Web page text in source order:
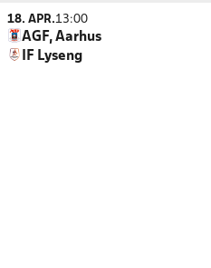
18. APR.13:00
AGF, Aarhus
IF Lyseng